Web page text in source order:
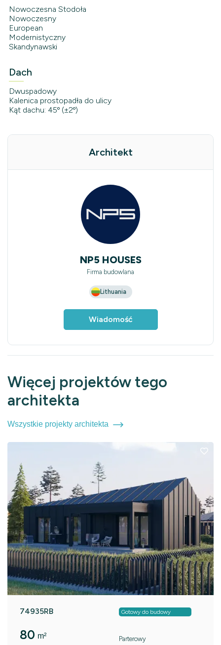
Nowoczesna Stodoła
Nowoczesny
European
Modernistyczny
Skandynawski
Dach
Dwuspadowy
Kalenica prostopadła do ulicy
Kąt dachu: 45º (±2º)
Architekt
NP5 HOUSES
Firma budowlana
Lithuania
Wiadomość
Więcej projektów tego
architekta
Wszystkie projekty architekta
74935RB Gotowy do budowy
80 m² Parterowy